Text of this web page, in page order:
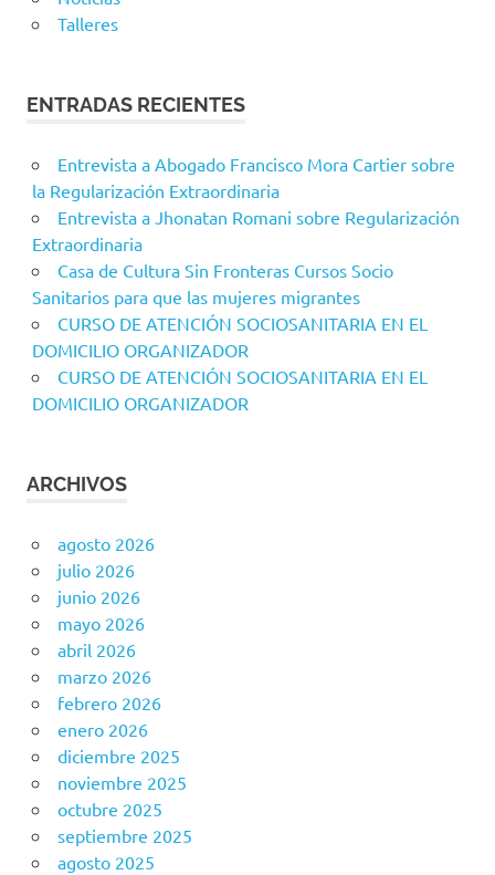
Talleres
ENTRADAS RECIENTES
Entrevista a Abogado Francisco Mora Cartier sobre
la Regularización Extraordinaria
Entrevista a Jhonatan Romani sobre Regularización
Extraordinaria
Casa de Cultura Sin Fronteras Cursos Socio
Sanitarios para que las mujeres migrantes
CURSO DE ATENCIÓN SOCIOSANITARIA EN EL
DOMICILIO ORGANIZADOR
CURSO DE ATENCIÓN SOCIOSANITARIA EN EL
DOMICILIO ORGANIZADOR
ARCHIVOS
agosto 2026
julio 2026
junio 2026
mayo 2026
abril 2026
marzo 2026
febrero 2026
enero 2026
diciembre 2025
noviembre 2025
octubre 2025
septiembre 2025
agosto 2025